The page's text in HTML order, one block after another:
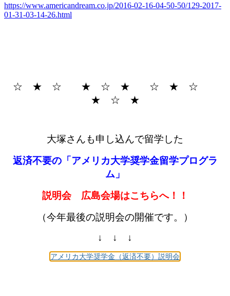
https://www.americandream.co.jp/2016-02-16-04-50-50/129-2017-
01-31-03-14-26.html
☆ ★ ☆ ★ ☆ ★ ☆ ★ ☆
★ ☆ ★
大塚さんも申し込んで留学した
返済不要の「アメリカ大学奨学金留学プログラ
ム」
説明会 広島会場はこちらへ！！
（今年最後の説明会の開催です。）
↓ ↓ ↓
アメリカ大学奨学金（返済不要）説明会